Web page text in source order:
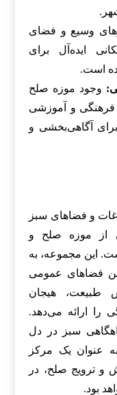
وسیع و فضای
ایده‌آل برای
است.
وجود موزه صلح
فرهنگی و آموزشی
آگاهی‌بخشی و
و فضاهای سبز
از موزه صلح و
این مجموعه، به
فضاهای عمومی
طبیعت، هیجان
را ارائه می‌دهد.
سبز در دل
عنوان یک مرکز
و ترویج صلح، در
بود.